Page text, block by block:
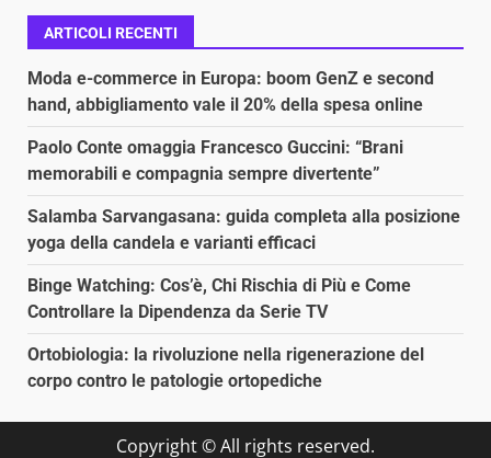
ARTICOLI RECENTI
Moda e-commerce in Europa: boom GenZ e second
hand, abbigliamento vale il 20% della spesa online
Paolo Conte omaggia Francesco Guccini: “Brani
memorabili e compagnia sempre divertente”
Salamba Sarvangasana: guida completa alla posizione
yoga della candela e varianti efficaci
Binge Watching: Cos’è, Chi Rischia di Più e Come
Controllare la Dipendenza da Serie TV
Ortobiologia: la rivoluzione nella rigenerazione del
corpo contro le patologie ortopediche
Copyright © All rights reserved.